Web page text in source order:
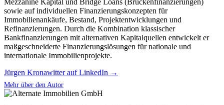
sowie auf individuellen Finanzierungskonzepten für
Immobilienankäufe, Bestand, Projektentwicklungen und
Refinanzierungen. Durch die Kombination klassischer
Bankfinanzierungen mit alternativen Kapitalquellen entwickelt er
maßgeschneiderte Finanzierungslösungen für nationale und
internationale Immobilienprojekte.
Jürgen Kronawitter auf LinkedIn →
Mehr über den Autor